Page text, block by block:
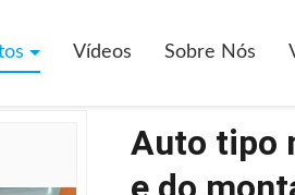
Vídeos Sobre Nós
Auto tipo